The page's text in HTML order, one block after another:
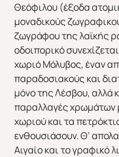
Θεόφιλου (έξοδα
μοναδικούς
ζωγράφου της λαϊκής
οδοιπορικό
χωριό Μόλυβος, έναν
παραδοσιακούς και
μόνο της Λέσβου, αλλά
παραλλαγές χρωμάτων
χωριού και τα
ενθουσιάσουν. Θ’
Αιγαίο και το γραφικό